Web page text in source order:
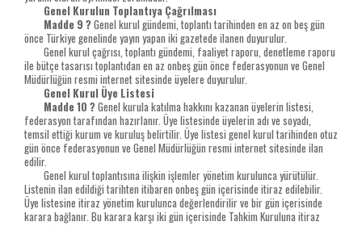
Genel Kurulun Toplantıya Çağrılması
Madde 9 ? Genel kurul gündemi, toplantı tarihinden en az on beş gün
önce Türkiye genelinde yayın yapan iki gazetede ilanen duyurulur.
Genel kurul çağrısı, toplantı gündemi, faaliyet raporu, denetleme raporu
ile bütçe tasarısı toplantıdan en az onbeş gün önce federasyonun ve Genel
Müdürlüğün resmi internet sitesinde üyelere duyurulur.
Genel Kurul Üye Listesi
Madde 10 ? Genel kurula katılma hakkını kazanan üyelerin listesi,
federasyon tarafından hazırlanır. Üye listesinde üyelerin adı ve soyadı,
temsil ettiği kurum ve kuruluş belirtilir. Üye listesi genel kurul tarihinden otuz
gün önce federasyonun ve Genel Müdürlüğün resmi internet sitesinde ilan
edilir.
Genel kurul toplantısına ilişkin işlemler yönetim kurulunca yürütülür.
Listenin ilan edildiği tarihten itibaren onbeş gün içerisinde itiraz edilebilir.
Üye listesine itiraz yönetim kurulunca değerlendirilir ve bir gün içerisinde
karara bağlanır. Bu karara karşı iki gün içerisinde Tahkim Kuruluna itiraz